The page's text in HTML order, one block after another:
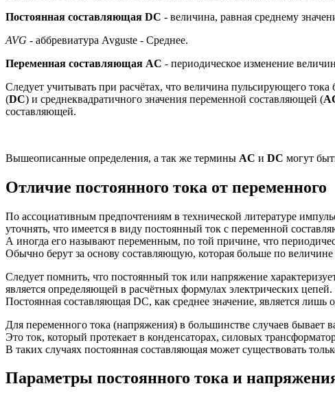
Постоянная составляющая DC - величина, равная среднему
AVG - аббревиатура Avguste - Среднее.
Переменная составляющая AC - периодическое изменение
Следует учитывать при расчётах, что величина пульсирующего
(DC) и среднеквадратичного значения переменной составляющей (
составляющей.
Вышеописанные определения, а так же термины AC и DC могут
Отличие постоянного тока от переменного
По ассоциативным предпочтениям в технической литературе
уточнять, что имеется в виду постоянный ток с переменной
А иногда его называют переменным, по той причине, что
Обычно берут за основу составляющую, которая больше по величине
Следует помнить, что постоянный ток или напряжение
является определяющей в расчётных формулах электрических цепей.
Постоянная составляющая DC, как среднее значение, является лишь
Для переменного тока (напряжения) в большинстве случаев бывает
Это ток, который протекает в конденсаторах, силовых
В таких случаях постоянная составляющая может существовать
Параметры постоянного тока и